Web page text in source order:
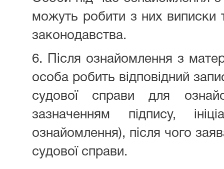
можуть робити з них виписки
законодавства.
6. Після ознайомлення з
особа робить відповідний
судової справи для
зазначенням підпису,
ознайомлення), після чого
судової справи.